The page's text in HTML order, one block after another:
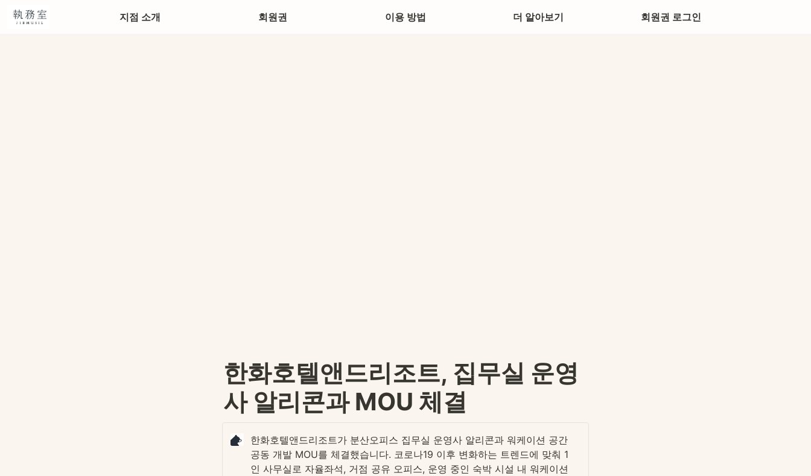
지점 소개 회원권 이용 방법 더 알아보기 회원권 로그인
정동본점
한화호텔앤드리조트, 집무실 운영
사 알리콘과 MOU 체결
한화호텔앤드리조트가 분산오피스 집무실 운영사 알리콘과 워케이션 공간
공동 개발 MOU를 체결했습니다. 코로나19 이후 변화하는 트렌드에 맞춰 1
인 사무실로 자율좌석, 거점 공유 오피스, 운영 중인 숙박 시설 내 워케이션